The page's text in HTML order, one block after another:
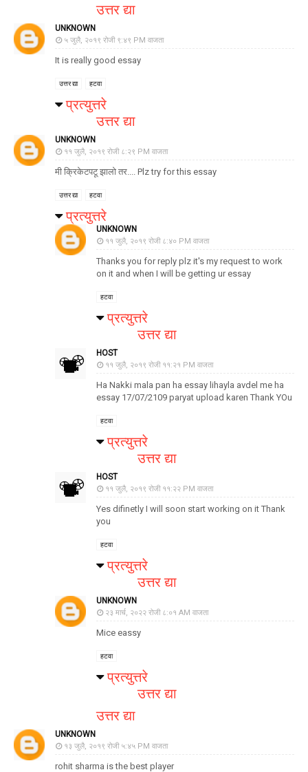
उत्तर द्या
UNKNOWN
५ जुलै, २०१९ रोजी ९:४९ PM वाजता
It is really good essay
उत्तर द्या हटवा
प्रत्युत्तरे
उत्तर द्या
UNKNOWN
११ जुलै, २०१९ रोजी ८:२९ PM वाजता
मी क्रिकेटपटू झालो तर.... Plz try for this essay
उत्तर द्या हटवा
प्रत्युत्तरे
UNKNOWN
११ जुलै, २०१९ रोजी ८:४० PM वाजता
Thanks you for reply plz it's my request to work
on it and when I will be getting ur essay
हटवा
प्रत्युत्तरे
उत्तर द्या
HOST
११ जुलै, २०१९ रोजी ११:२१ PM वाजता
Ha Nakki mala pan ha essay lihayla avdel me ha
essay 17/07/2109 paryat upload karen Thank YOu
हटवा
प्रत्युत्तरे
उत्तर द्या
HOST
११ जुलै, २०१९ रोजी ११:२२ PM वाजता
Yes difinetly I will soon start working on it Thank
you
हटवा
प्रत्युत्तरे
उत्तर द्या
UNKNOWN
२३ मार्च, २०२२ रोजी ८:०१ AM वाजता
Mice eassy
हटवा
प्रत्युत्तरे
उत्तर द्या
उत्तर द्या
UNKNOWN
१३ जुलै, २०१९ रोजी ५:४५ PM वाजता
rohit sharma is the best player